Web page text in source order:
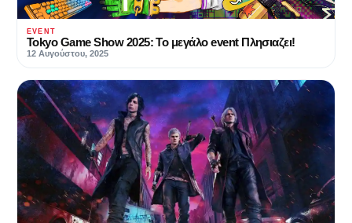
EVENT
Tokyo Game Show 2025: Το μεγάλο event Πλησιαζει!
12 Αυγούστου, 2025